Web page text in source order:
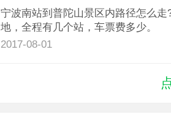
宁波南站到普陀山景区内路径怎么
地，全程有几个站，车票费多少。
2017-08-01